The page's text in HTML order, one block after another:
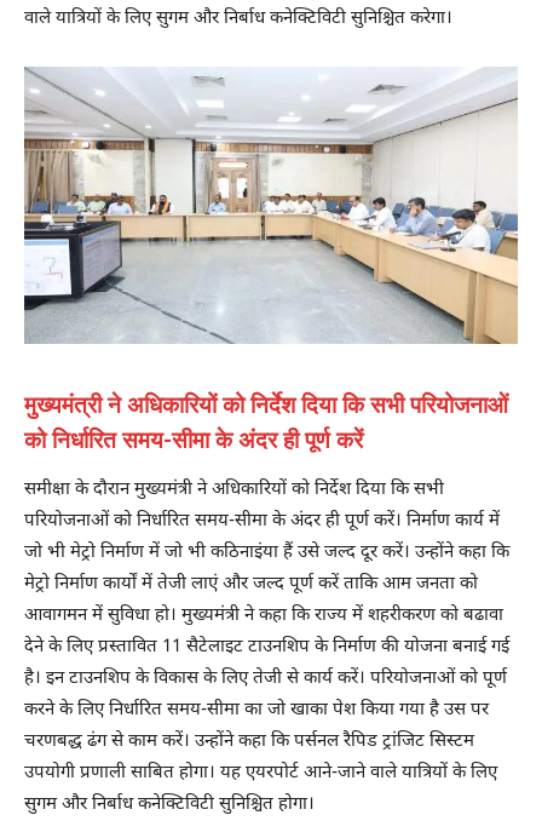
वाले यात्रियों के लिए सुगम और निर्बाध कनेक्टिविटी सुनिश्चित करेगा।
मुख्यमंत्री ने अधिकारियों को निर्देश दिया कि सभी परियोजनाओं
को निर्धारित समय-सीमा के अंदर ही पूर्ण करें
समीक्षा के दौरान मुख्यमंत्री ने अधिकारियों को निर्देश दिया कि सभी
परियोजनाओं को निर्धारित समय-सीमा के अंदर ही पूर्ण करें। निर्माण कार्य में
जो भी मेट्रो निर्माण में जो भी कठिनाइंया हैं उसे जल्द दूर करें। उन्होंने कहा कि
मेट्रो निर्माण कार्यों में तेजी लाएं और जल्द पूर्ण करें ताकि आम जनता को
आवागमन में सुविधा हो। मुख्यमंत्री ने कहा कि राज्य में शहरीकरण को बढावा
देने के लिए प्रस्तावित 11 सैटेलाइट टाउनशिप के निर्माण की योजना बनाई गई
है। इन टाउनशिप के विकास के लिए तेजी से कार्य करें। परियोजनाओं को पूर्ण
करने के लिए निर्धारित समय-सीमा का जो खाका पेश किया गया है उस पर
चरणबद्ध ढंग से काम करें। उन्होंने कहा कि पर्सनल रैपिड ट्रांजिट सिस्टम
उपयोगी प्रणाली साबित होगा। यह एयरपोर्ट आने-जाने वाले यात्रियों के लिए
सुगम और निर्बाध कनेक्टिविटी सुनिश्चित होगा।